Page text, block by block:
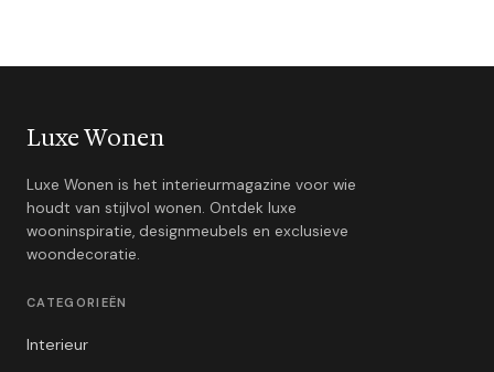
Luxe Wonen
Luxe Wonen is het interieurmagazine voor wie
houdt van stijlvol wonen. Ontdek luxe
wooninspiratie, designmeubels en exclusieve
woondecoratie.
CATEGORIEËN
Interieur